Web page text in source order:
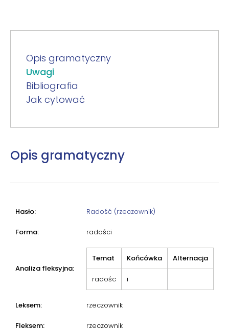
Opis gramatyczny
Uwagi
Bibliografia
Jak cytować
Opis gramatyczny
Hasło: Radość (rzeczownik)
Forma: radości
Analiza fleksyjna:
Temat Końcówka Alternacja
radośc i
Leksem: rzeczownik
Fleksem: rzeczownik